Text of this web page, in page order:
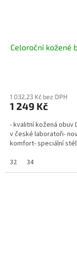
Celoroční kožené
1 032,23 Kč bez DPH
1 249 Kč
- kvalitní kožená
v české laboratoři-
komfort- speciální
32
34